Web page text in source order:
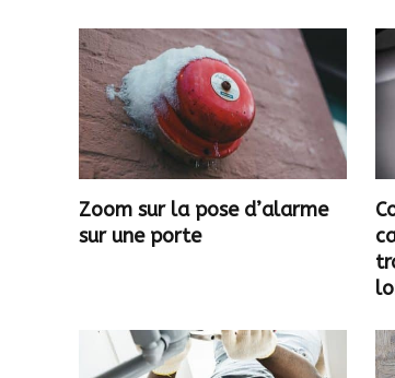
Zoom sur la pose d’alarme
sur une porte